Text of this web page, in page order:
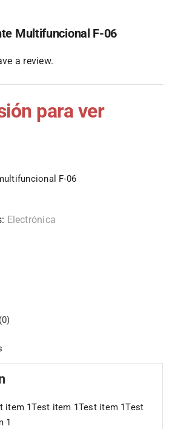
Multifuncional F-06
a review.
para ver
F-06
Electrónica
item 1Test item 1Test item 1Test
1